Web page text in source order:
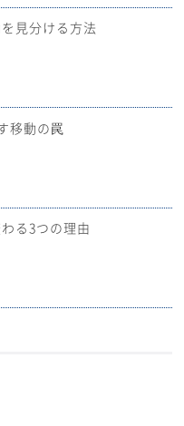
見分ける方法
移動の罠
る3つの理由